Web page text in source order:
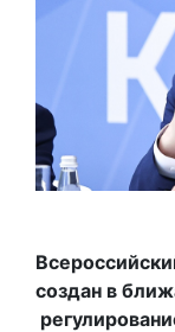
создан в